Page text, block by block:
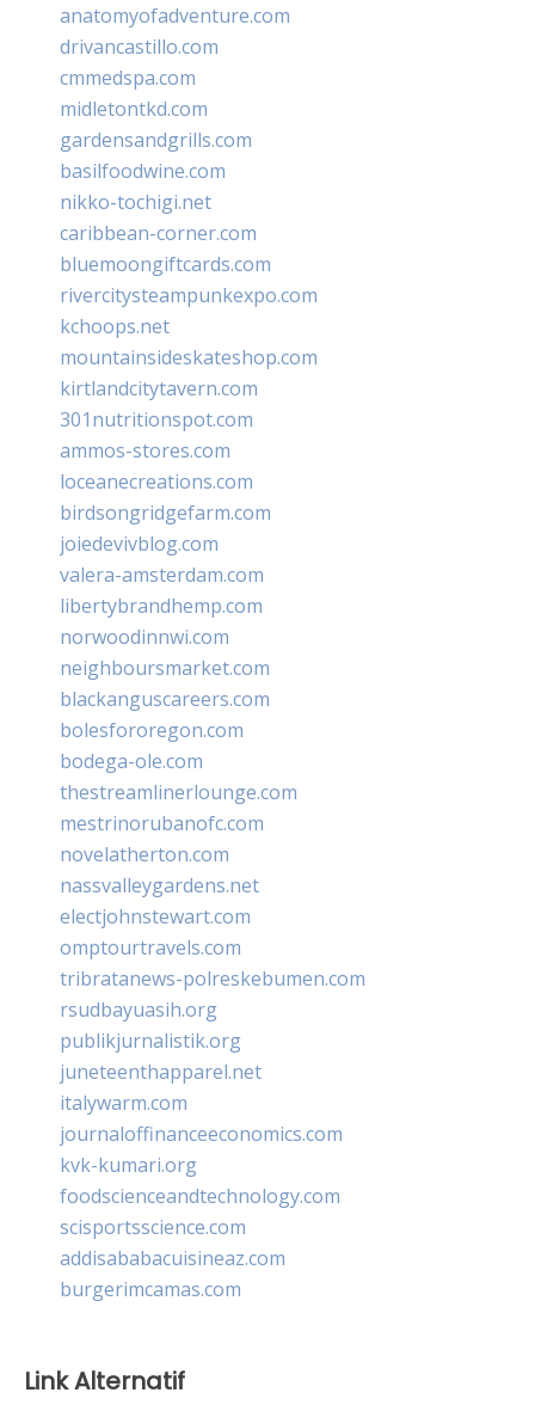
anatomyofadventure.com
drivancastillo.com
cmmedspa.com
midletontkd.com
gardensandgrills.com
basilfoodwine.com
nikko-tochigi.net
caribbean-corner.com
bluemoongiftcards.com
rivercitysteampunkexpo.com
kchoops.net
mountainsideskateshop.com
kirtlandcitytavern.com
301nutritionspot.com
ammos-stores.com
loceanecreations.com
birdsongridgefarm.com
joiedevivblog.com
valera-amsterdam.com
libertybrandhemp.com
norwoodinnwi.com
neighboursmarket.com
blackanguscareers.com
bolesfororegon.com
bodega-ole.com
thestreamlinerlounge.com
mestrinorubanofc.com
novelatherton.com
nassvalleygardens.net
electjohnstewart.com
omptourtravels.com
tribratanews-polreskebumen.com
rsudbayuasih.org
publikjurnalistik.org
juneteenthapparel.net
italywarm.com
journaloffinanceeconomics.com
kvk-kumari.org
foodscienceandtechnology.com
scisportsscience.com
addisababacuisineaz.com
burgerimcamas.com
Link Alternatif